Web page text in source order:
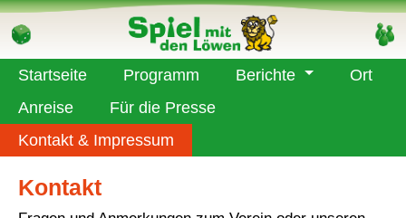
Startseite Programm Berichte
Ort
Anreise
Für die Presse
Kontakt & Impressum
Kontakt